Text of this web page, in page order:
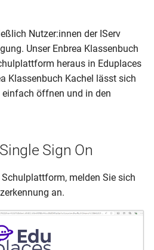
Nutzer:innen der IServ
Unser Enbrea Klassenbuch
heraus in Eduplaces
Klassenbuch Kachel lässt sich
öffnen und in den
Sign On
melden Sie sich
an.